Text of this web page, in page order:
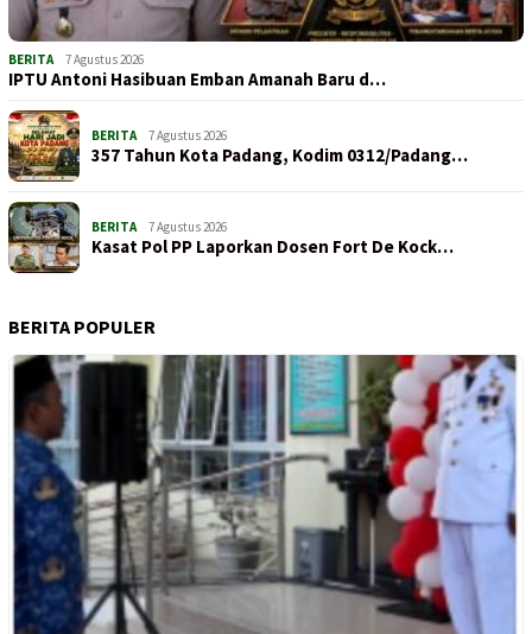
BERITA 7 Agustus 2026
IPTU Antoni Hasibuan Emban Amanah Baru d…
BERITA 7 Agustus 2026
357 Tahun Kota Padang, Kodim 0312/Padang…
BERITA 7 Agustus 2026
Kasat Pol PP Laporkan Dosen Fort De Kock…
BERITA POPULER